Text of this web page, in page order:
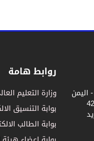
اليمن
425573
87246 بريد
روابط هامة
وزارة التعليم
بوابة التنسيق
بوابة الطالب